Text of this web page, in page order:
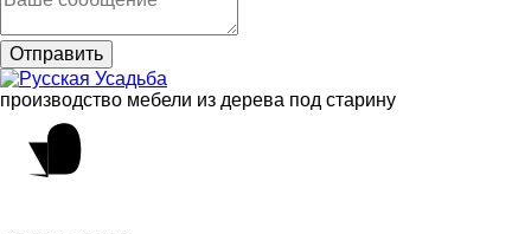
производство мебели из дерева под старину